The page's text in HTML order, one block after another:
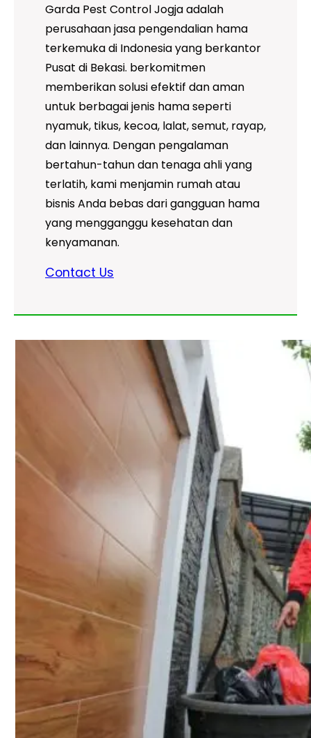
Garda Pest Control Jogja adalah
perusahaan jasa pengendalian hama
terkemuka di Indonesia yang berkantor
Pusat di Bekasi. berkomitmen
memberikan solusi efektif dan aman
untuk berbagai jenis hama seperti
nyamuk, tikus, kecoa, lalat, semut, rayap,
dan lainnya. Dengan pengalaman
bertahun-tahun dan tenaga ahli yang
terlatih, kami menjamin rumah atau
bisnis Anda bebas dari gangguan hama
yang mengganggu kesehatan dan
kenyamanan.
Contact Us